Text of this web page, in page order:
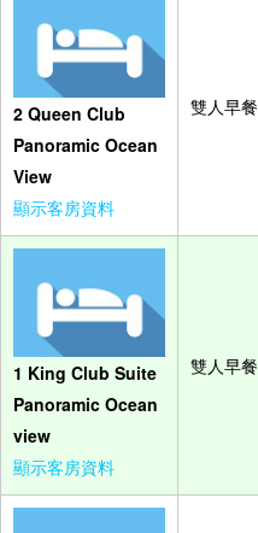
2 Queen Club
Panoramic Ocean
View
顯示客房資料
雙人早餐
1 King Club Suite
Panoramic Ocean
view
顯示客房資料
雙人早餐